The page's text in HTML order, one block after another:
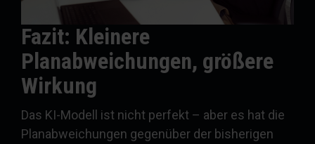
Fazit: Kleinere
Planabweichungen, größere
Wirkung
Das KI-Modell ist nicht perfekt – aber es hat die
Planabweichungen gegenüber der bisherigen